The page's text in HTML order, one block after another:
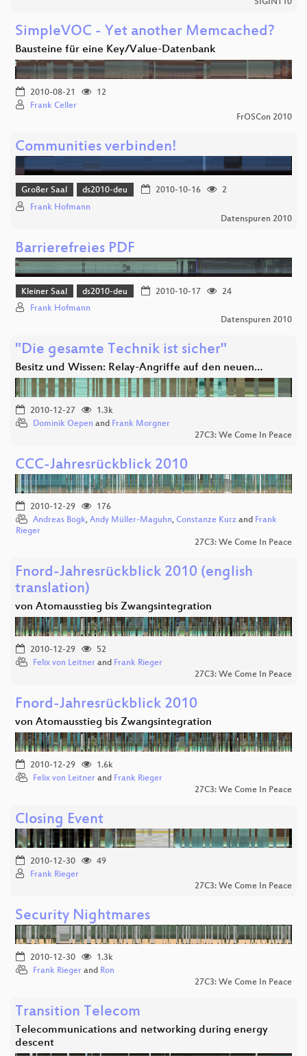
SIGINT10
SimpleVOC - Yet another Memcached?
Bausteine für eine Key/Value-Datenbank
2010-08-21
12
Frank Celler
FrOSCon 2010
Communities verbinden!
Großer Saal ds2010-deu 2010-10-16
2
Frank Hofmann
Datenspuren 2010
Barrierefreies PDF
Kleiner Saal ds2010-deu 2010-10-17
24
Frank Hofmann
Datenspuren 2010
"Die gesamte Technik ist sicher"
Besitz und Wissen: Relay-Angriffe auf den neuen…
2010-12-27
1.3k
Dominik Oepen and Frank Morgner
27C3: We Come In Peace
CCC-Jahresrückblick 2010
2010-12-29
176
Andreas Bogk, Andy Müller-Maguhn, Constanze Kurz and Frank
Rieger
27C3: We Come In Peace
Fnord-Jahresrückblick 2010 (english
translation)
von Atomausstieg bis Zwangsintegration
2010-12-29
52
Felix von Leitner and Frank Rieger
27C3: We Come In Peace
Fnord-Jahresrückblick 2010
von Atomausstieg bis Zwangsintegration
2010-12-29
1.6k
Felix von Leitner and Frank Rieger
27C3: We Come In Peace
Closing Event
2010-12-30
49
Frank Rieger
27C3: We Come In Peace
Security Nightmares
2010-12-30
1.3k
Frank Rieger and Ron
27C3: We Come In Peace
Transition Telecom
Telecommunications and networking during energy
descent